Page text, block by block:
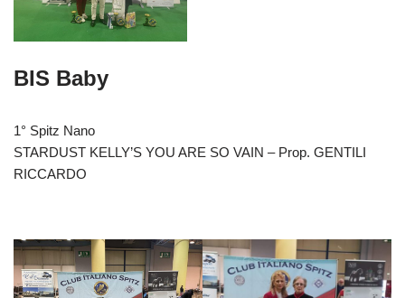
BIS Baby
1° Spitz Nano
STARDUST KELLY’S YOU ARE SO VAIN – Prop. GENTILI
RICCARDO